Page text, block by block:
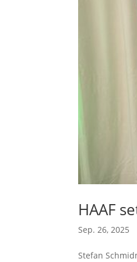
HAAF
Sep. 26, 2025
Stefan